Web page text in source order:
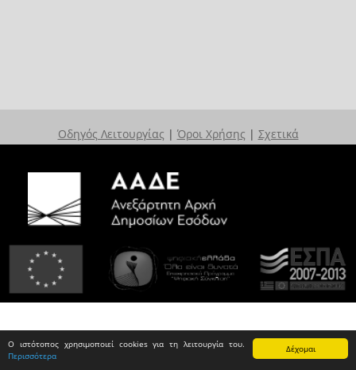
Δέχομαι
Ο ιστότοπος χρησιμοποιεί cookies για τη λειτουργία του.
Περισσότερα
Οδηγός Λειτουργίας | Όροι Χρήσης | Σχετικά